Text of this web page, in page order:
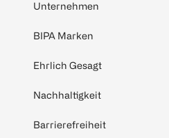
Unternehmen
BIPA Marken
Ehrlich Gesagt
Nachhaltigkeit
Barrierefreiheit